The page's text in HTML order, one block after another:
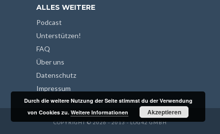
ALLES WEITERE
Podcast
Unterstützen!
FAQ
Über uns
Datenschutz
Impressum
COPYRIGHT © 2026 - 2013 - LOG42 GMBH
Durch die weitere Nutzung der Seite stimmst du der Verwendung
von Cookies zu.Weitere Informationen Akzeptieren